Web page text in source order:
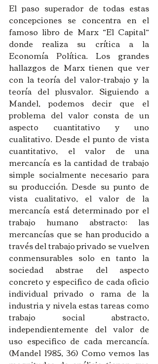
El paso superador de todas estas
concepciones se concentra en el
famoso libro de Marx “El Capital”
donde realiza su crítica a la
Economía Política. Los grandes
hallazgos de Marx tienen que ver
con la teoría del valor-trabajo y la
teoría del plusvalor. Siguiendo a
Mandel, podemos decir que el
problema del valor consta de un
aspecto cuantitativo y uno
cualitativo. Desde el punto de vista
cuantitativo, el valor de una
mercancía es la cantidad de trabajo
simple socialmente necesario para
su producción. Desde su punto de
vista cualitativo, el valor de la
mercancía está determinado por el
trabajo humano abstracto: las
mercancías que se han producido a
través del trabajo privado se vuelven
conmensurables solo en tanto la
sociedad abstrae del aspecto
concreto y especifico de cada oficio
individual privado o rama de la
industria y nivela estas tareas como
trabajo social abstracto,
independientemente del valor de
uso especifico de cada mercancía.
(Mandel 1985, 36) Como vemos las